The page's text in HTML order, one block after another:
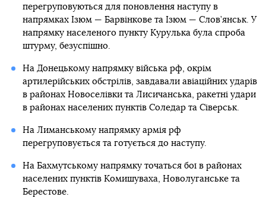
перегруповуються для поновлення наступу в
напрямках Ізюм — Барвінкове та Ізюм — Слов’янськ. У
напрямку населеного пункту Курулька була спроба
штурму, безуспішно.
На Донецькому напрямку війська рф, окрім
артилерійських обстрілів, завдавали авіаційних ударів
в районах Новоселівки та Лисичанська, ракетні удари
в районах населених пунктів Соледар та Сіверськ.
На Лиманському напрямку армія рф
перегруповується та готується до наступу.
На Бахмутському напрямку точаться бої в районах
населених пунктів Комишуваха, Новолуганське та
Берестове.